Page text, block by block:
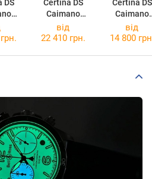
DS
Certina DS
Caimano
C035.410.44.0
87.00
Certina DS
Caimano
37.00
від
22 410 грн.
від
14 800